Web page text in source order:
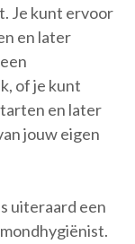
Je kunt ervoor
en later
of je kunt
en later
jouw eigen
uiteraard een